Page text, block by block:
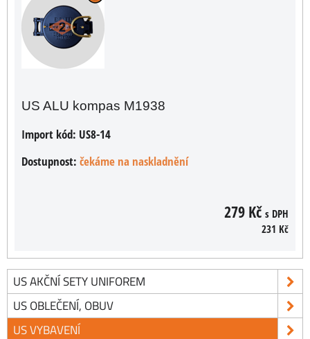
US ALU kompas M1938
Import kód: US8-14
Dostupnost: čekáme na naskladnění
279 Kč s DPH
231 Kč
US AKČNÍ SETY UNIFOREM
US OBLEČENÍ, OBUV
US VYBAVENÍ